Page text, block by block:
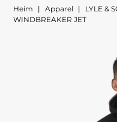
Heim | Apparel |
LYLE &
WINDBREAKER JET